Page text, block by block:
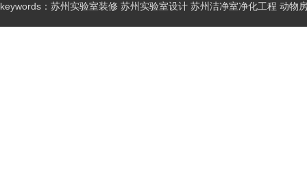
keywords：苏州实验室装修 苏州实验室设计 苏州洁净室净化工程 动物